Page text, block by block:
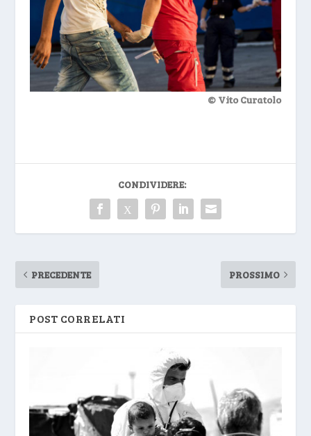
© Vito Curatolo
CONDIVIDERE:
PRECEDENTE PROSSIMO
POST CORRELATI